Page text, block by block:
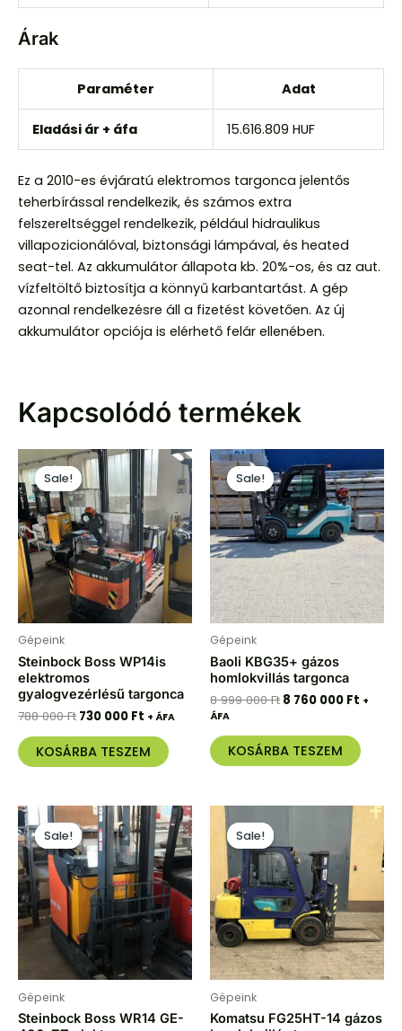
Árak
Paraméter Adat
Eladási ár + áfa 15.616.809 HUF
Ez a 2010-es évjáratú elektromos targonca jelentős
teherbírással rendelkezik, és számos extra
felszereltséggel rendelkezik, például hidraulikus
villapozicionálóval, biztonsági lámpával, és heated
seat-tel. Az akkumulátor állapota kb. 20%-os, és az aut.
vízfeltöltő biztosítja a könnyű karbantartást. A gép
azonnal rendelkezésre áll a fizetést követően. Az új
akkumulátor opciója is elérhető felár ellenében.
Kapcsolódó termékek
Sale!
Sale!
Gépeink
Steinbock Boss WP14is
elektromos
gyalogvezérlésű targonca
788 000Ft
Original
price
was:
788
000 Ft.
730 000 Ft
Current
price
is:
730
000 Ft.
+ ÁFA
KOSÁRBA TESZEM
Sale!
Sale!
Gépeink
Baoli KBG35+ gázos
homlokvillás targonca
8 999 000Ft
price
was:
8
999
000 Ft.
8 760 000 Ft
price
is:
8
760
000 Ft.
+
ÁFA
KOSÁRBA TESZEM
Sale!
Sale!
Gépeink
Steinbock Boss WR14 GE-
Original
price
was:
989
000 Ft.
Current
price
is:
912
000 Ft.
Sale!
Sale!
Gépeink
Komatsu FG25HT-14 gázos
was:
3
307
180 Ft.
920